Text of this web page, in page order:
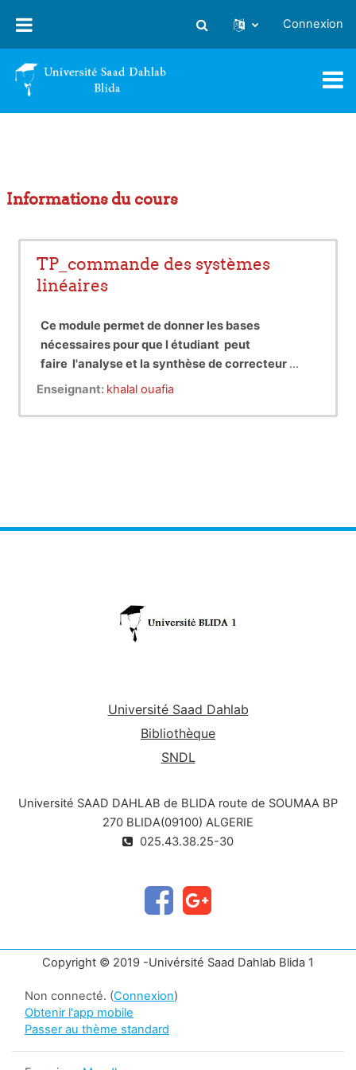
Activer/désactiver la saisie
Connexion
Informations du cours
TP_commande des systèmes
linéaires
Ce module permet de donner les bases
nécessaires pour que l étudiant peut
faire l'analyse et la synthèse de correcteur
P.I.D ainsi la maîtrise de la représentation et la
l’espace d’état .
Enseignant: khalal ouafia
Université Saad Dahlab
Bibliothèque
SNDL
Université SAAD DAHLAB de BLIDA route de SOUMAA BP
270 BLIDA(09100) ALGERIE
025.43.38.25-30
Copyright © 2019 -Univérsité Saad Dahlab Blida 1
Non connecté. (Connexion)
Obtenir l'app mobile
Passer au thème standard